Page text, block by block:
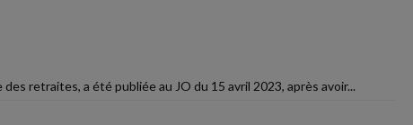
retraites, a été publiée au JO du 15 avril 2023, après avoir...